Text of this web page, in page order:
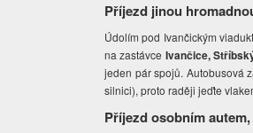
Příjezd jinou
Údolím pod Ivančickým
na zastávce Ivančice,
jeden pár spojů. Autobusová
silnici), proto raději jeďte
Příjezd osobním